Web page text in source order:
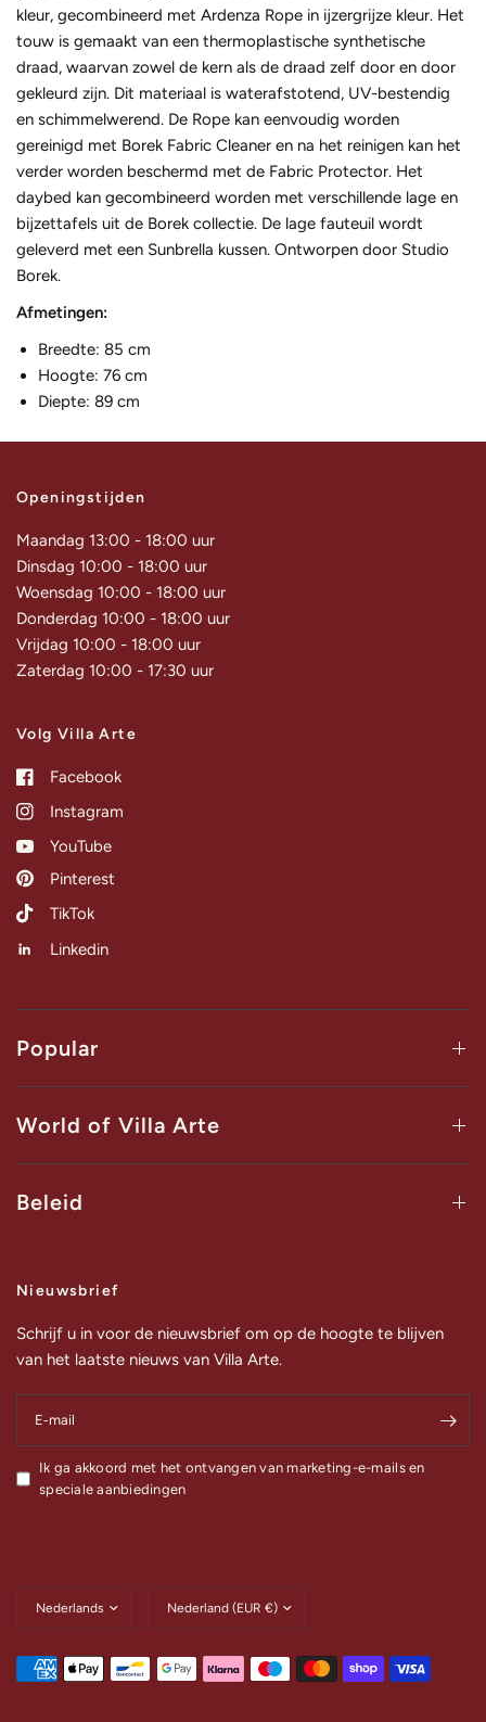
kleur, gecombineerd met Ardenza Rope in ijzergrijze kleur. Het
touw is gemaakt van een thermoplastische synthetische
draad, waarvan zowel de kern als de draad zelf door en door
gekleurd zijn. Dit materiaal is waterafstotend, UV-bestendig
en schimmelwerend. De Rope kan eenvoudig worden
gereinigd met Borek Fabric Cleaner en na het reinigen kan het
verder worden beschermd met de Fabric Protector. Het
daybed kan gecombineerd worden met verschillende lage en
bijzettafels uit de Borek collectie. De lage fauteuil wordt
geleverd met een Sunbrella kussen. Ontworpen door Studio
Borek.
Afmetingen:
Breedte: 85 cm
Hoogte: 76 cm
Diepte: 89 cm
Openingstijden
Maandag 13:00 - 18:00 uur
Dinsdag 10:00 - 18:00 uur
Woensdag 10:00 - 18:00 uur
Donderdag 10:00 - 18:00 uur
Vrijdag 10:00 - 18:00 uur
Zaterdag 10:00 - 17:30 uur
Volg Villa Arte
Facebook
Instagram
YouTube
Pinterest
TikTok
Linkedin
Popular
World of Villa Arte
Beleid
Nieuwsbrief
Schrijf u in voor de nieuwsbrief om op de hoogte te blijven
van het laatste nieuws van Villa Arte.
E‑mail
Ik ga akkoord met het ontvangen van marketing-e-mails en
speciale aanbiedingen